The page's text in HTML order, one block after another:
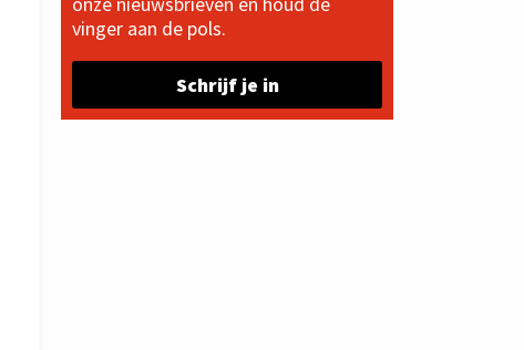
vinger aan de pols.
Schrijf je in